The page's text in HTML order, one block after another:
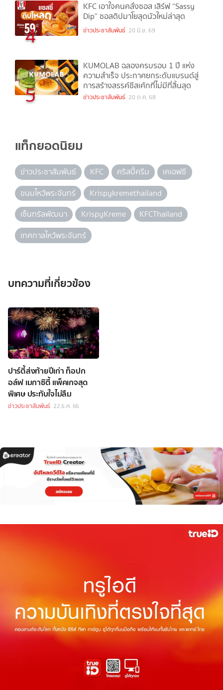
4
KFC เอาใจคนคลั่งซอส เสิร์ฟ “Sassy
Dip” ซอสดิปมาโยสุดนัวใหม่ล่าสุด
ข่าวประชาสัมพันธ์ 20 มิ.ย. 69
5
KUMOLAB ฉลองครบรอบ 1 ปี แห่ง
ความสำเร็จ ประกาศยกระดับแบรนด์สู่
การสร้างสรรค์ชีสเค้กที่ไม่มีที่สิ้นสุด
ข่าวประชาสัมพันธ์ 20 ต.ค. 68
แท็กยอดนิยม
ข่าวประชาสัมพันธ์ KFC คริสปี้ครีม
เคเอฟซี
ขนมไหว้พระจันทร์
Krispykremethailand
เซ็นทรัลพัฒนา
KrispyKreme
KFCThailand
เทศกาลไหว้พระจันทร์
บทความที่เกี่ยวข้อง
ปาร์ตี้ส่งท้ายปีเก่า ท็อปก
อล์ฟ เมกาซิตี้ แพ็คเกจสุด
พิเศษ ประทับใจไม่ลืม
ข่าวประชาสัมพันธ์ 22 ธ.ค. 66